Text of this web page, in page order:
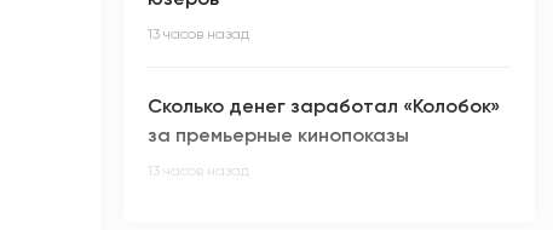
13 часов назад
Сколько денег заработал «Колобок»
за премьерные кинопоказы
13 часов назад